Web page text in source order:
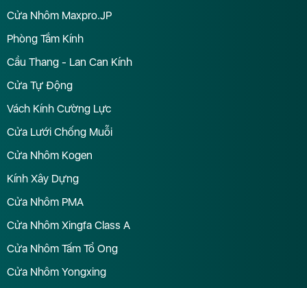
Cửa Nhôm Maxpro.JP
Phòng Tắm Kính
Cầu Thang - Lan Can Kính
Cửa Tự Động
Vách Kính Cường Lực
Cửa Lưới Chống Muỗi
Cửa Nhôm Kogen
Kính Xây Dựng
Cửa Nhôm PMA
Cửa Nhôm Xingfa Class A
Cửa Nhôm Tấm Tổ Ong
Cửa Nhôm Yongxing